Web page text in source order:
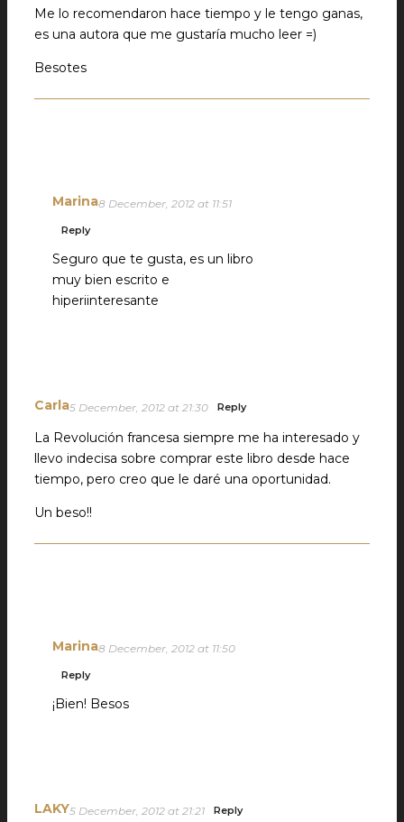
Me lo recomendaron hace tiempo y le tengo ganas,
es una autora que me gustaría mucho leer =)
Besotes
Marina8 December, 2012 at 11:51
Reply
Seguro que te gusta, es un libro
muy bien escrito e
hiperiinteresante
Carla5 December, 2012 at 21:30 Reply
La Revolución francesa siempre me ha interesado y
llevo indecisa sobre comprar este libro desde hace
tiempo, pero creo que le daré una oportunidad.
Un beso!!
Marina8 December, 2012 at 11:50
Reply
¡Bien! Besos
LAKY5 December, 2012 at 21:21 Reply